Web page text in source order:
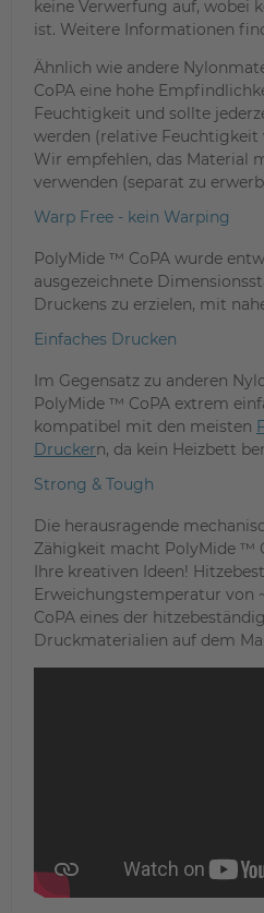
keine Verwerfung auf, wobei
ist. Weitere Informationen
Ähnlich wie andere
CoPA eine hohe
Feuchtigkeit und sollte
werden (relative Feuchtigkeit
Wir empfehlen, das Material
verwenden (separat zu
Warp Free - kein Warping
PolyMide ™ CoPA wurde
ausgezeichnete
Druckens zu erzielen, mit
Einfaches Drucken
Im Gegensatz zu anderen
PolyMide ™ CoPA extrem
kompatibel mit den meisten
Druckern, da kein Heizbett
Strong & Tough
Die herausragende
Zähigkeit macht PolyMide ™
Ihre kreativen Ideen!
Erweichungstemperatur von
CoPA eines der
Druckmaterialien auf dem